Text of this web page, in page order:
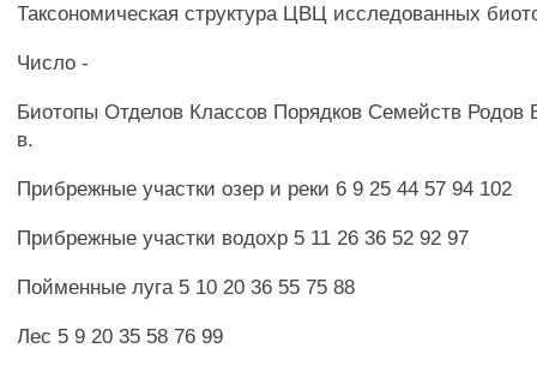
Таксономическая структура ЦВЦ исследованных
Число -
Биотопы Отделов Классов Порядков Семейств Родов
в.
Прибрежные участки озер и реки 6 9 25 44 57 94 102
Прибрежные участки водохр 5 11 26 36 52 92 97
Пойменные луга 5 10 20 36 55 75 88
Лес 5 9 20 35 58 76 99